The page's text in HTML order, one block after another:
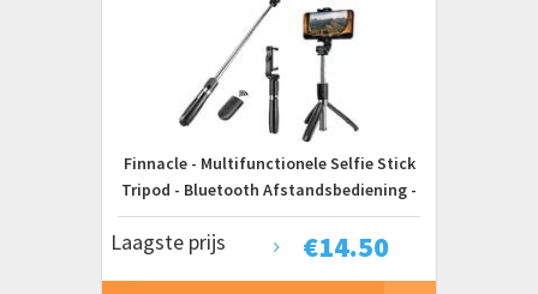
Finnacle - Multifunctionele Selfie Stick
Tripod - Bluetooth Afstandsbediening -
Opvouwbaar Statief - Voor Perfecte
Selfies en Vlogs!
€14.50
Laagste prijs